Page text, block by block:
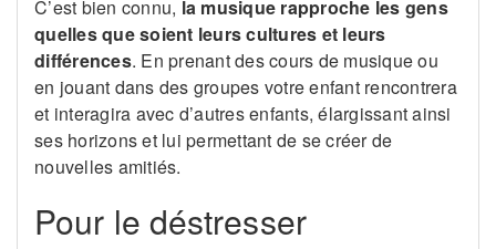
C’est bien connu, la musique rapproche les gens
quelles que soient leurs cultures et leurs
différences. En prenant des cours de musique ou
en jouant dans des groupes votre enfant rencontrera
et interagira avec d’autres enfants, élargissant ainsi
ses horizons et lui permettant de se créer de
nouvelles amitiés.
Pour le déstresser